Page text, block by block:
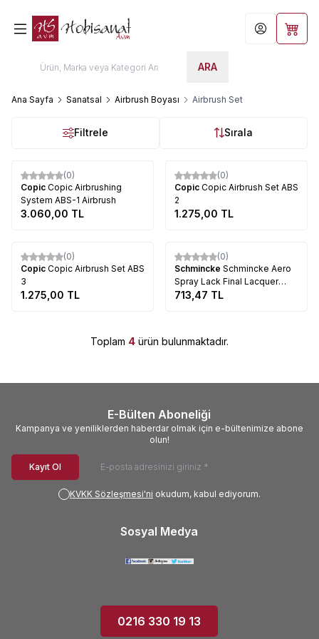
ARA
Hesabım
Ana Sayfa Sanatsal Airbrush Boyası Airbrush Set
Filtrele Sırala
(0)
Copic Copic Airbrushing
System ABS-1 Airbrush
3.060,00 TL
(0)
Copic Copic Airbrush Set ABS
2
1.275,00 TL
(0)
Copic Copic Airbrush Set ABS
3
1.275,00 TL
(0)
Schmincke Schmincke Aero
Spray Lack Final Lacquer
300ml (605)
713,47 TL
Toplam 4 ürün bulunmaktadır.
E-Bülten Aboneliği
Kampanya ve yeniliklerden haberdar olmak için e-bültenimize abone
olun!
Kayıt Ol
KVKK Sözleşmesi'ni okudum, kabul ediyorum.
Sosyal Medya
0216 330 19 13